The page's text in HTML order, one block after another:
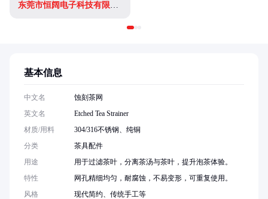
东莞市恒阔电子科技有限公司
基本信息
中文名
蚀刻茶网
英文名
Etched Tea Strainer
材质/用料
304/316不锈钢、纯铜
分类
茶具配件
用途
用于过滤茶叶，分离茶汤与茶叶，提升泡茶体验。
特性
网孔精细均匀，耐腐蚀，不易变形，可重复使用。
风格
现代简约、传统手工等